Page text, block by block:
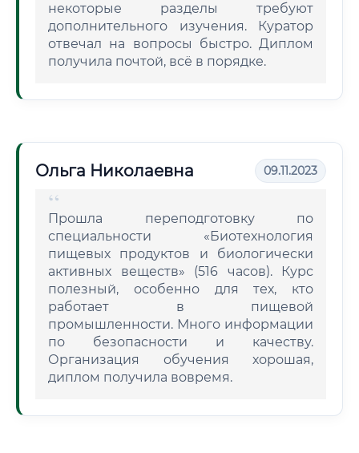
некоторые разделы требуют
дополнительного изучения. Куратор
отвечал на вопросы быстро. Диплом
получила почтой, всё в порядке.
Ольга Николаевна 09.11.2023
Прошла переподготовку по
специальности «Биотехнология
пищевых продуктов и биологически
активных веществ» (516 часов). Курс
полезный, особенно для тех, кто
работает в пищевой
промышленности. Много информации
по безопасности и качеству.
Организация обучения хорошая,
диплом получила вовремя.